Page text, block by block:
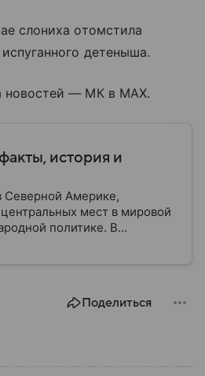
слониха отомстила
детеныша.
новостей — МК в MAX.
история и
Америке,
мест в мировой
политике. В
сведения об этой стране.
Поделиться